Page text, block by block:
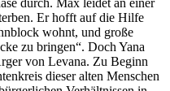
durch. Max leidet an einer
Er hofft auf die Hilfe
wohnt, und große
zu bringen“. Doch Yana
von Levana. Zu Beginn
dieser alten Menschen